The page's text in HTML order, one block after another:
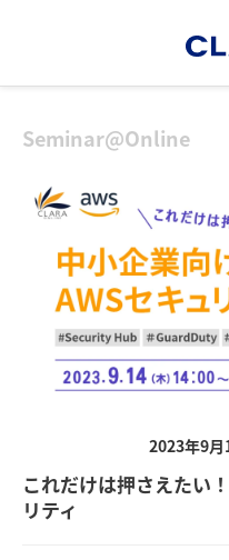
Seminar@Online
2023年9
これだけは押さえたい
リティ